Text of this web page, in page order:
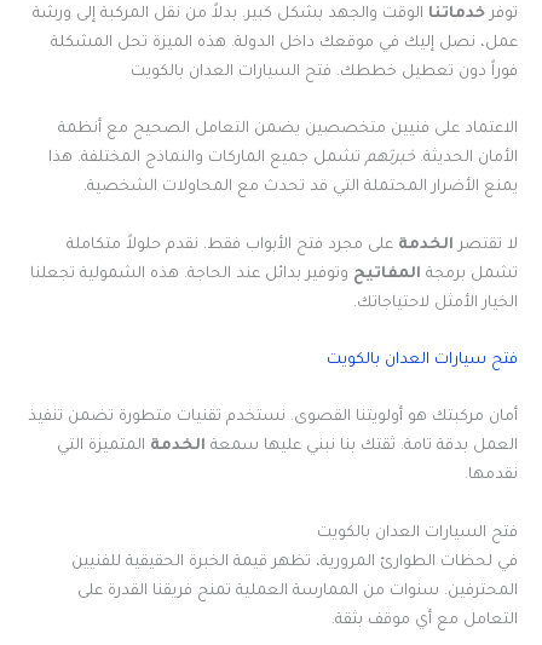
توفر خدماتنا الوقت والجهد بشكل كبير. بدلاً من نقل المركبة إلى ورشة
عمل، نصل إليك في موقعك داخل الدولة. هذه الميزة تحل المشكلة
فوراً دون تعطيل خططك. فتح السيارات العدان بالكويت
الاعتماد على فنيين متخصصين يضمن التعامل الصحيح مع أنظمة
الأمان الحديثة. خبرتهم تشمل جميع الماركات والنماذج المختلفة. هذا
يمنع الأضرار المحتملة التي قد تحدث مع المحاولات الشخصية.
لا تقتصر الخدمة على مجرد فتح الأبواب فقط. نقدم حلولاً متكاملة
تشمل برمجة المفاتيح وتوفير بدائل عند الحاجة. هذه الشمولية تجعلنا
الخيار الأمثل لاحتياجاتك.
فتح سيارات العدان بالكويت
أمان مركبتك هو أولويتنا القصوى. نستخدم تقنيات متطورة تضمن تنفيذ
العمل بدقة تامة. ثقتك بنا نبني عليها سمعة الخدمة المتميزة التي
نقدمها.
فتح السيارات العدان بالكويت
في لحظات الطوارئ المرورية، تظهر قيمة الخبرة الحقيقية للفنيين
المحترفين. سنوات من الممارسة العملية تمنح فريقنا القدرة على
التعامل مع أي موقف بثقة.